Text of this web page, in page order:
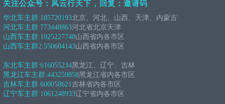
关注公众号：风云行天下，回复：邀请码
华北车主群:185720193北京、河北、山西、天津、内蒙古
河北车主群:773448863河北省北京天津
山西车主群:1025227748山西省内各市区
山西车主群2:550604143山西省内各市区
东北车主群:616055234黑龙江、辽宁、吉林
黑龙江车主群:443259858黑龙江省内各市区
吉林车主群:600058621吉林省内各市区
辽宁车主群:1061248933辽宁省内各市区